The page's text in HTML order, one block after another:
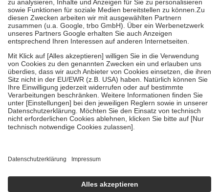
Bei Heilmitteln und häuslicher Krankenpflege beträgt die
Zuzahlung zehn Prozent der Kosten sowie zehn Euro je
Verordnung.
Um das Engagement der Versicherten für ihre eigene Gesundheit zu
stärken und die besondere Stellung der Familie zu unterstützen,
fallenkeine Zuzahlungenan bei:
• Kindern und Jugendlichen bis zum vollendeten 18. Lebensjahr
mit Ausnahme der Fahrkosten
• Untersuchungen zur Vorsorge und Früherkennung, die von der
GKV getragen werden
• empfohlenen Schutzimpfungen
• Harn- und Blutteststreifen
getroffen, um sicherzustellen, dass es sich um echte Bewertungen
https://help.etrusted.com/hc/de/articles/4419944605341